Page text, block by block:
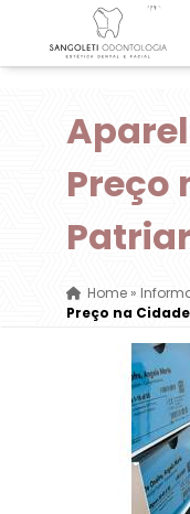
Preço
Home»
Preço na